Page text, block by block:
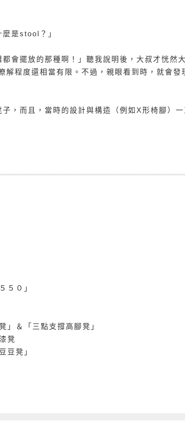
是stool？」
會擺放的那種啊！」聽我說明後，大叔才恍然
程度還相當有限。不過，親眼看到時，就會發
，而且，當時的設計與構造（例如X形椅腳）
５０」
＆「三點支撐高腳凳」
凳
豆凳」